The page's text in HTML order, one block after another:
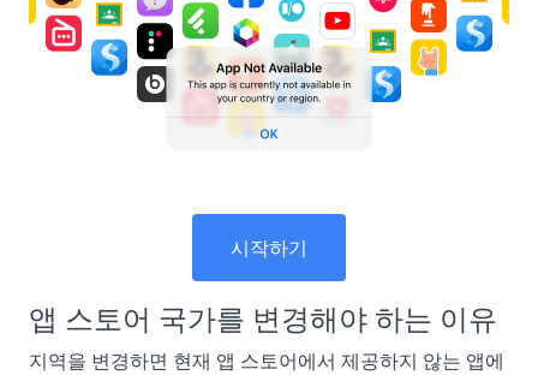
시작하기
앱 스토어 국가를 변경해야 하는 이유
지역을 변경하면 현재 앱 스토어에서 제공하지 않는 앱에